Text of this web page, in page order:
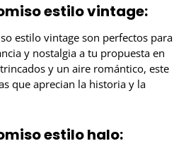
estilo vintage:
estilo vintage son perfectos para
y nostalgia a tu propuesta en
y un aire romántico, este
que aprecian la historia y la
estilo halo: